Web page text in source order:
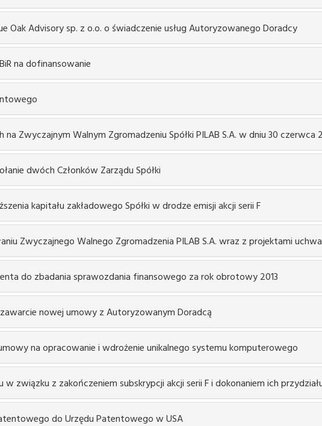
Oak Advisory sp. z o.o. o świadczenie usług Autoryzowanego Doradcy
na dofinansowanie
na Zwyczajnym Walnym Zgromadzeniu Spółki PILAB S.A. w dniu 30 czerwca
dwóch Członków Zarządu Spółki
kapitału zakładowego Spółki w drodze emisji akcji serii F
Zwyczajnego Walnego Zgromadzenia PILAB S.A. wraz z projektami
do zbadania sprawozdania finansowego za rok obrotowy 2013
nowej umowy z Autoryzowanym Doradcą
na opracowanie i wdrożenie unikalnego systemu komputerowego
związku z zakończeniem subskrypcji akcji serii F i dokonaniem ich
do Urzędu Patentowego w USA